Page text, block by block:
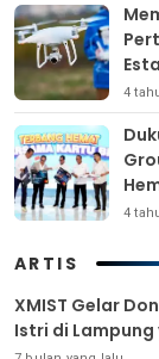
4
4
ARTIS
XMIST Gelar
Istri di Lampung